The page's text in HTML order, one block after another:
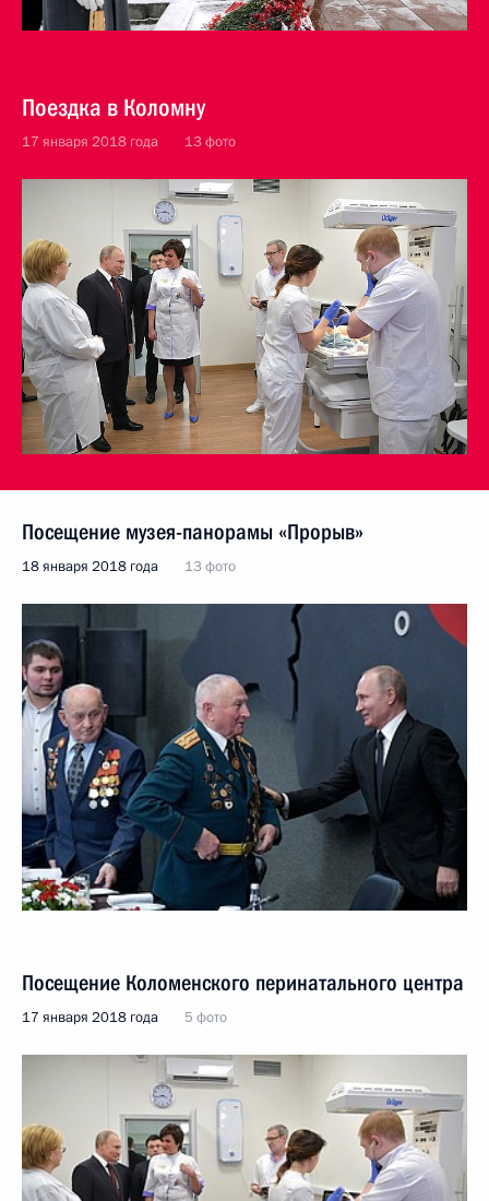
Поездка в Коломну
17 января 2018 года 13 фото
Посещение музея-панорамы «Прорыв»
18 января 2018 года 13 фото
Посещение Коломенского перинатального центра
17 января 2018 года 5 фото